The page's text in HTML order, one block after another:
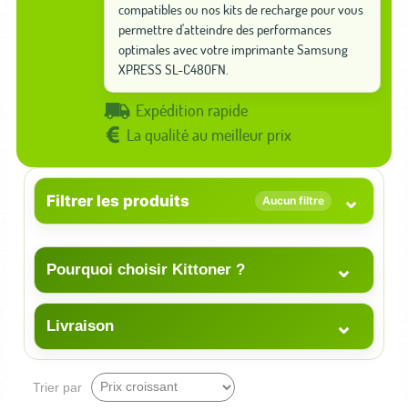
compatibles ou nos kits de recharge pour vous
permettre d'atteindre des performances
optimales avec votre imprimante Samsung
XPRESS SL-C480FN.
Expédition rapide
La qualité au meilleur prix
Filtrer les produits Aucun filtre ⌄
Pourquoi choisir Kittoner ? ⌄
Livraison ⌄
Trier par